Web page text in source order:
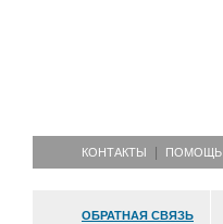
КОНТАКТЫ ПОМОЩЬ
ОБРАТНАЯ СВЯЗЬ